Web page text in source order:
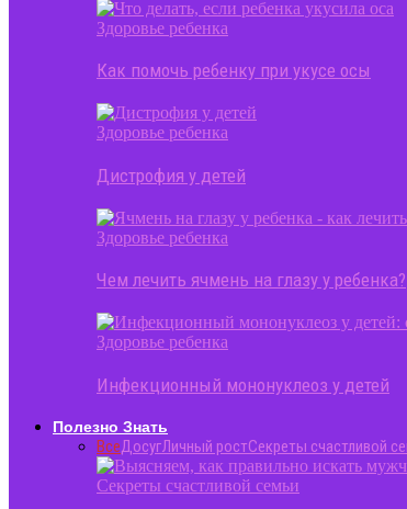
Здоровье ребенка
Как помочь ребенку при укусе осы
Здоровье ребенка
Дистрофия у детей
Здоровье ребенка
Чем лечить ячмень на глазу у ребенка?
Здоровье ребенка
Инфекционный мононуклеоз у детей
Полезно Знать
ВсеДосугЛичный ростСекреты счастливой
Секреты счастливой семьи